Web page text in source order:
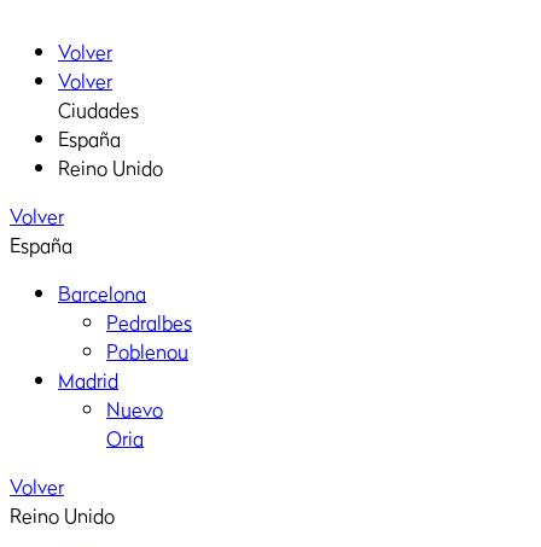
Volver
Volver
Ciudades
España
Reino Unido
Volver
España
Barcelona
Pedralbes
Poblenou
Madrid
Nuevo
Oria
Volver
Reino Unido